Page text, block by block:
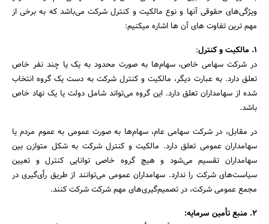
ویژگی‌های حقوقی آنها و نوع مالکیت و کنترل شرکت می‌باشد که به برخی از
مهم ترین تفاوت های آن ها اشاره میکنیم:
1. مالکیت و کنترل
:
در شرکت سهامی خاص، سهام‌ها به صورت محدود به یک یا چند نفر خاص
تعلق دارد. به عبارت دیگر، مالکیت و کنترل شرکت به دست یک گروه انتخاب
شده از سهامداران تعلق دارد. این گروه می‌تواند شامل دولت یا یک نهاد خاص
باشد.
در مقابل، در شرکت سهامی عام، سهام‌ها به صورت عمومی به عموم مردم یا
سهامداران عمومی تعلق دارد. مالکیت و کنترل شرکت به شکل متوازن بین
سهامداران تقسیم می‌شود و هیچ گروه خاصی توانایی کنترل و تعیین
سیاست‌های شرکت را ندارد. سهامداران عمومی می‌توانند از طریق رأی‌گیری در
مجمع عمومی شرکت، در تصمیم‌گیری‌های مهم شرکت شرکت کنند.
2. منبع تأمین سرمایه: